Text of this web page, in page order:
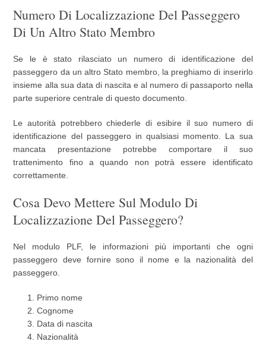
Numero Di Localizzazione Del Passeggero
Di Un Altro Stato Membro
Se le è stato rilasciato un numero di identificazione del
passeggero da un altro Stato membro, la preghiamo di inserirlo
insieme alla sua data di nascita e al numero di passaporto nella
parte superiore centrale di questo documento.
Le autorità potrebbero chiederle di esibire il suo numero di
identificazione del passeggero in qualsiasi momento. La sua
mancata presentazione potrebbe comportare il suo
trattenimento fino a quando non potrà essere identificato
correttamente.
Cosa Devo Mettere Sul Modulo Di
Localizzazione Del Passeggero?
Nel modulo PLF, le informazioni più importanti che ogni
passeggero deve fornire sono il nome e la nazionalità del
passeggero.
Primo nome
Cognome
Data di nascita
Nazionalità